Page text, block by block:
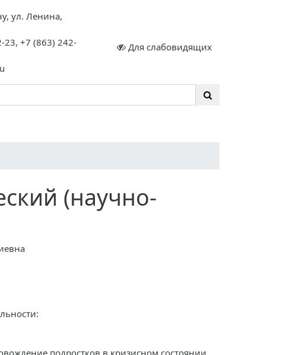
ул. Ленина,
23, +7 (863) 242-
Для слабовидящих
(научно-
подростков в кризисном состоянии,